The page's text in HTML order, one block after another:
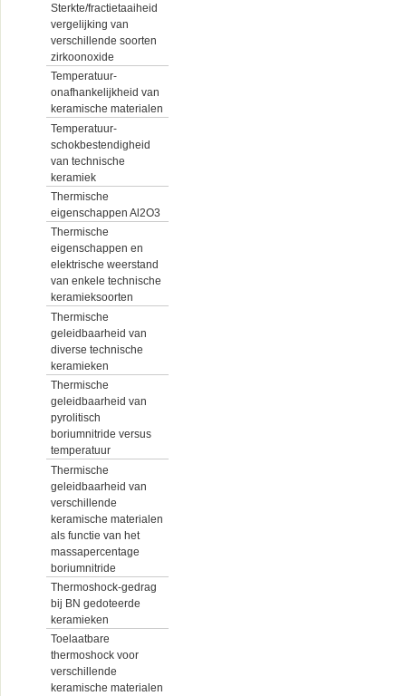
Sterkte/fractietaaiheid
vergelijking van
verschillende soorten
zirkoonoxide
Temperatuur-
onafhankelijkheid van
keramische materialen
Temperatuur-
schokbestendigheid
van technische
keramiek
Thermische
eigenschappen Al2O3
Thermische
eigenschappen en
elektrische weerstand
van enkele technische
keramieksoorten
Thermische
geleidbaarheid van
diverse technische
keramieken
Thermische
geleidbaarheid van
pyrolitisch
boriumnitride versus
temperatuur
Thermische
geleidbaarheid van
verschillende
keramische materialen
als functie van het
massapercentage
boriumnitride
Thermoshock-gedrag
bij BN gedoteerde
keramieken
Toelaatbare
thermoshock voor
verschillende
keramische materialen